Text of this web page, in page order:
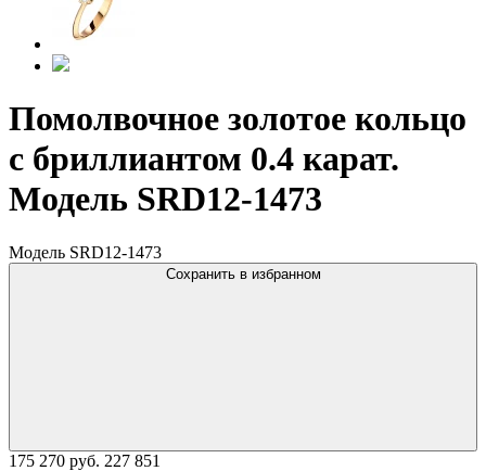
Помолвочное золотое кольцо
с бриллиантом 0.4 карат.
Модель SRD12-1473
Модель SRD12-1473
Сохранить в избранном
175 270 руб. 227 851